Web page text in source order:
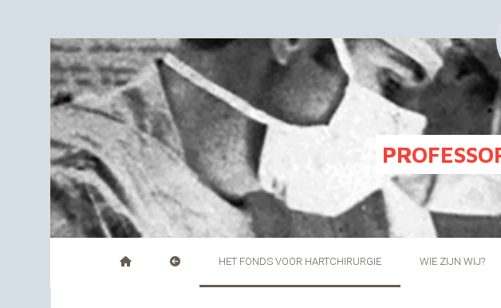
HET FONDS VOOR HARTCHIRURGIE WIE ZIJN WIJ?